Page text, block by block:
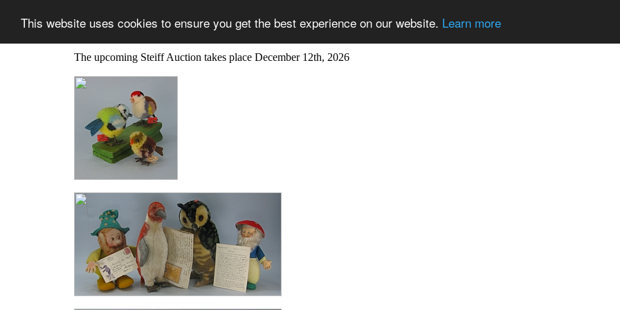
This website uses cookies to ensure you get the best experience on our website. Learn more
The upcoming Steiff Auction takes place December 12th, 2026